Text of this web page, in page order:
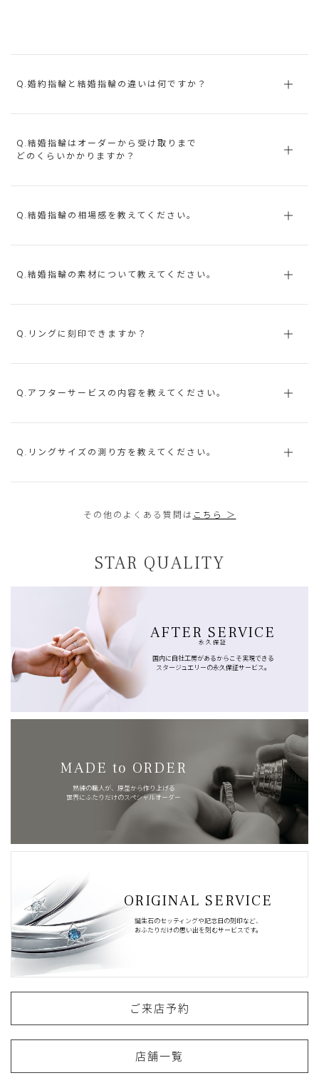
Q.婚約指輪と結婚指輪の違いは何ですか？
Q.結婚指輪はオーダーから受け取りまで
どのくらいかかりますか？
Q.結婚指輪の相場感を教えてください。
Q.結婚指輪の素材について教えてください。
Q.リングに刻印できますか？
Q.アフターサービスの内容を教えてください。
Q.リングサイズの測り方を教えてください。
その他のよくある質問は こちら ＞
STAR QUALITY
AFTER SERVICE
永久保証
国内に自社工房があるからこそ実現できる
スタージュエリーの永久保証サービス。
MADE to ORDER
熟練の職人が、原型から作り上げる
世界にふたりだけのスペシャルオーダー
ORIGINAL SERVICE
誕生石のセッティングや記念日の刻印など、
おふたりだけの思い出を刻むサービスです。
ご来店予約
店舗一覧